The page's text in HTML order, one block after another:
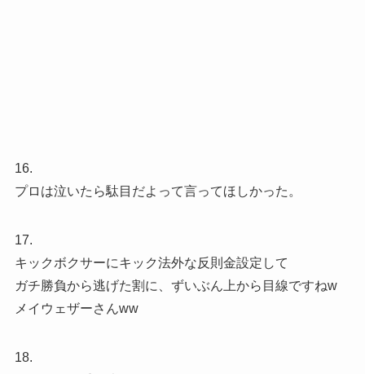
16.
プロは泣いたら駄目だよって言ってほしかった。
17.
キックボクサーにキック法外な反則金設定して
ガチ勝負から逃げた割に、ずいぶん上から目線ですねw
メイウェザーさんww
18.